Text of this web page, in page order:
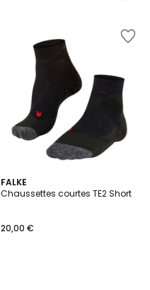
FALKE
Chaussettes courtes TE2 Short
20,00 €